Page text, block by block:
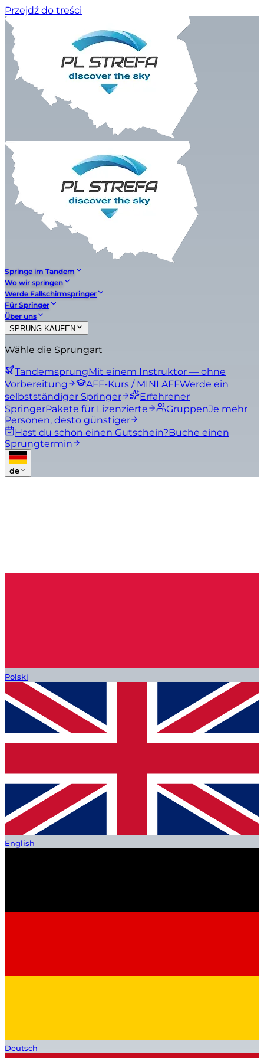
Przejdź do treści
Springe im Tandem
Wo wir springen
Werde Fallschirmspringer
Für Springer
Über uns
SPRUNG KAUFEN
Wähle die Sprungart
TandemsprungMit einem Instruktor — ohne
Vorbereitung
AFF-Kurs / MINI AFFWerde ein
selbstständiger Springer
Erfahrener
SpringerPakete für Lizenzierte GruppenJe mehr
Personen, desto günstiger
Hast du schon einen Gutschein?Buche einen
Sprungtermin
de
Polski
English
Deutsch